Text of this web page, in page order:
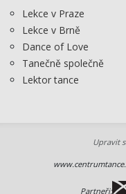
Lekce v Praze
Lekce v Brně
Dance of Love
Tanečně společně
Lektor tance
Upravit
Partneři: